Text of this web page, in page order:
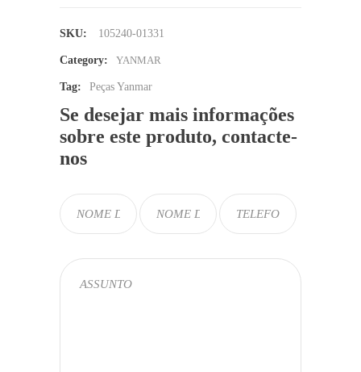
SKU: 105240-01331
Category: YANMAR
Tag: Peças Yanmar
Se desejar mais informações
sobre este produto, contacte-
nos